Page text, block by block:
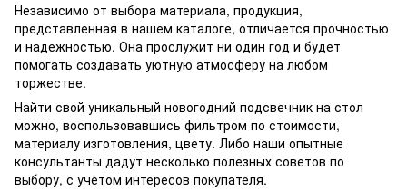
Независимо от выбора материала, продукция,
представленная в нашем каталоге, отличается прочностью
и надежностью. Она прослужит ни один год и будет
помогать создавать уютную атмосферу на любом
торжестве.
Найти свой уникальный новогодний подсвечник на стол
можно, воспользовавшись фильтром по стоимости,
материалу изготовления, цвету. Либо наши опытные
консультанты дадут несколько полезных советов по
выбору, с учетом интересов покупателя.